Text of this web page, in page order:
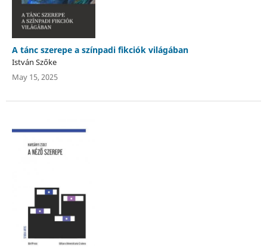
A tánc szerepe a színpadi fikciók világában
István Szőke
May 15, 2025